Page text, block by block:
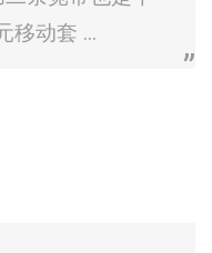
移动套 ...